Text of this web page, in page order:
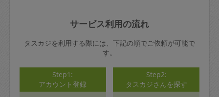
サービス利用の流れ
タスカジを利用する際には、下記の順でご依頼が可能で
す。
Step1:
アカウント登録
Step2:
タスカジさんを探す